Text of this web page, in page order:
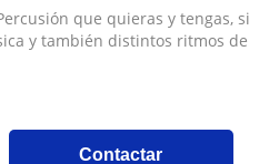
que quieras y tengas, si
y también distintos ritmos de
Contactar